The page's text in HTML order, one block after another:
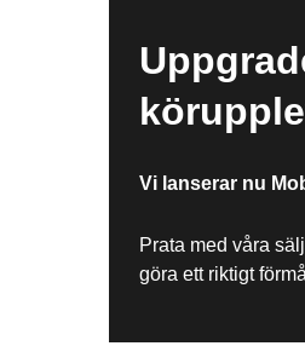
Vi lanserar nu
Prata med våra
göra ett riktigt